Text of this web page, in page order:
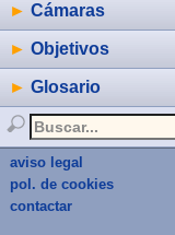
► Cámaras
► Objetivos
► Glosario
aviso legal
pol. de cookies
contactar